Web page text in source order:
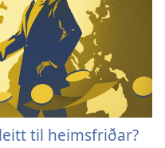
til heimsfriðar?